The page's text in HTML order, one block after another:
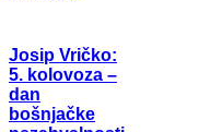
Josip Vričko:
5. kolovoza –
dan
bošnjačke